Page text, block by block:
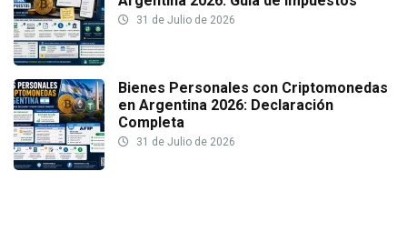
31 de Julio de 2026
Bienes Personales con Criptomonedas
en Argentina 2026: Declaración
Completa
31 de Julio de 2026